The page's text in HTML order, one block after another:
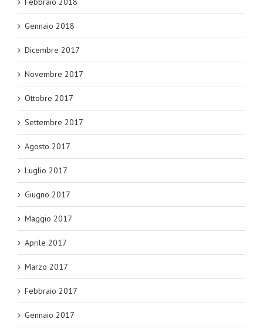
Gennaio 2018
Dicembre 2017
Novembre 2017
Ottobre 2017
Settembre 2017
Agosto 2017
Luglio 2017
Giugno 2017
Maggio 2017
Aprile 2017
Marzo 2017
Febbraio 2017
Gennaio 2017